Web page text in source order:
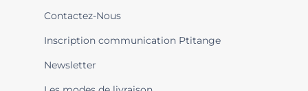
Contactez-Nous
Inscription communication Ptitange
Newsletter